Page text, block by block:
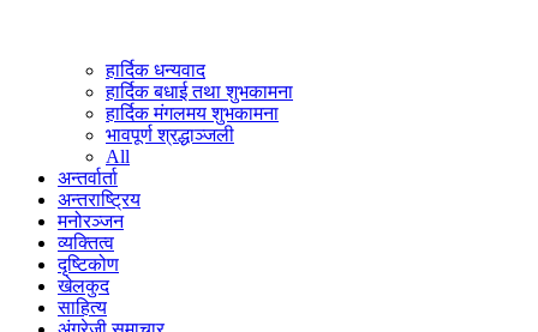
हार्दिक धन्यवाद
हार्दिक बधाई तथा शुभकामना
हार्दिक मंगलमय शुभकामना
भावपूर्ण श्रद्धाञ्जली
All
अन्तर्वार्ता
अन्तराष्ट्रिय
मनोरञ्जन
व्यक्तित्व
दृष्टिकोण
खेलकुद
साहित्य